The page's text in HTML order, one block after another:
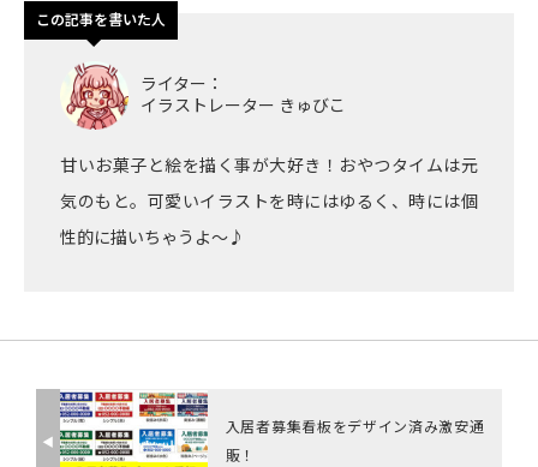
ライター：
イラストレーター きゅびこ
甘いお菓子と絵を描く事が大好き！おやつタイムは元
気のもと。可愛いイラストを時にはゆるく、時には個
性的に描いちゃうよ〜♪
この記事を書いた人
◀︎
入居者募集看板をデザイン済み激安通
販！